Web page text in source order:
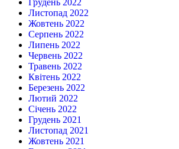
Листопад 2022
Жовтень 2022
Серпень 2022
Липень 2022
Червень 2022
Травень 2022
Квітень 2022
Березень 2022
Лютий 2022
Січень 2022
Грудень 2021
Листопад 2021
Жовтень 2021